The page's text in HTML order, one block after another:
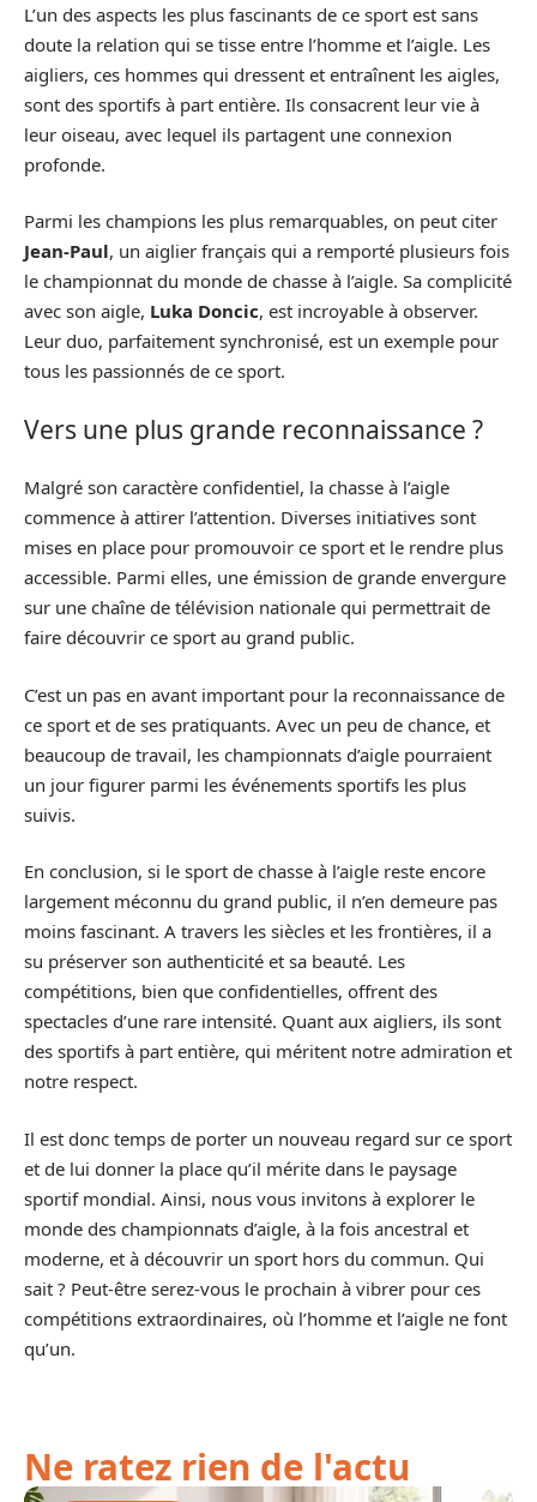
L’un des aspects les plus fascinants de ce sport est sans
doute la relation qui se tisse entre l’homme et l’aigle. Les
aigliers, ces hommes qui dressent et entraînent les aigles,
sont des sportifs à part entière. Ils consacrent leur vie à
leur oiseau, avec lequel ils partagent une connexion
profonde.
Parmi les champions les plus remarquables, on peut citer
Jean-Paul, un aiglier français qui a remporté plusieurs fois
le championnat du monde de chasse à l’aigle. Sa complicité
avec son aigle, Luka Doncic, est incroyable à observer.
Leur duo, parfaitement synchronisé, est un exemple pour
tous les passionnés de ce sport.
Vers une plus grande reconnaissance ?
Malgré son caractère confidentiel, la chasse à l’aigle
commence à attirer l’attention. Diverses initiatives sont
mises en place pour promouvoir ce sport et le rendre plus
accessible. Parmi elles, une émission de grande envergure
sur une chaîne de télévision nationale qui permettrait de
faire découvrir ce sport au grand public.
C’est un pas en avant important pour la reconnaissance de
ce sport et de ses pratiquants. Avec un peu de chance, et
beaucoup de travail, les championnats d’aigle pourraient
un jour figurer parmi les événements sportifs les plus
suivis.
En conclusion, si le sport de chasse à l’aigle reste encore
largement méconnu du grand public, il n’en demeure pas
moins fascinant. A travers les siècles et les frontières, il a
su préserver son authenticité et sa beauté. Les
compétitions, bien que confidentielles, offrent des
spectacles d’une rare intensité. Quant aux aigliers, ils sont
des sportifs à part entière, qui méritent notre admiration et
notre respect.
Il est donc temps de porter un nouveau regard sur ce sport
et de lui donner la place qu’il mérite dans le paysage
sportif mondial. Ainsi, nous vous invitons à explorer le
monde des championnats d’aigle, à la fois ancestral et
moderne, et à découvrir un sport hors du commun. Qui
sait ? Peut-être serez-vous le prochain à vibrer pour ces
compétitions extraordinaires, où l’homme et l’aigle ne font
qu’un.
Ne ratez rien de l'actu